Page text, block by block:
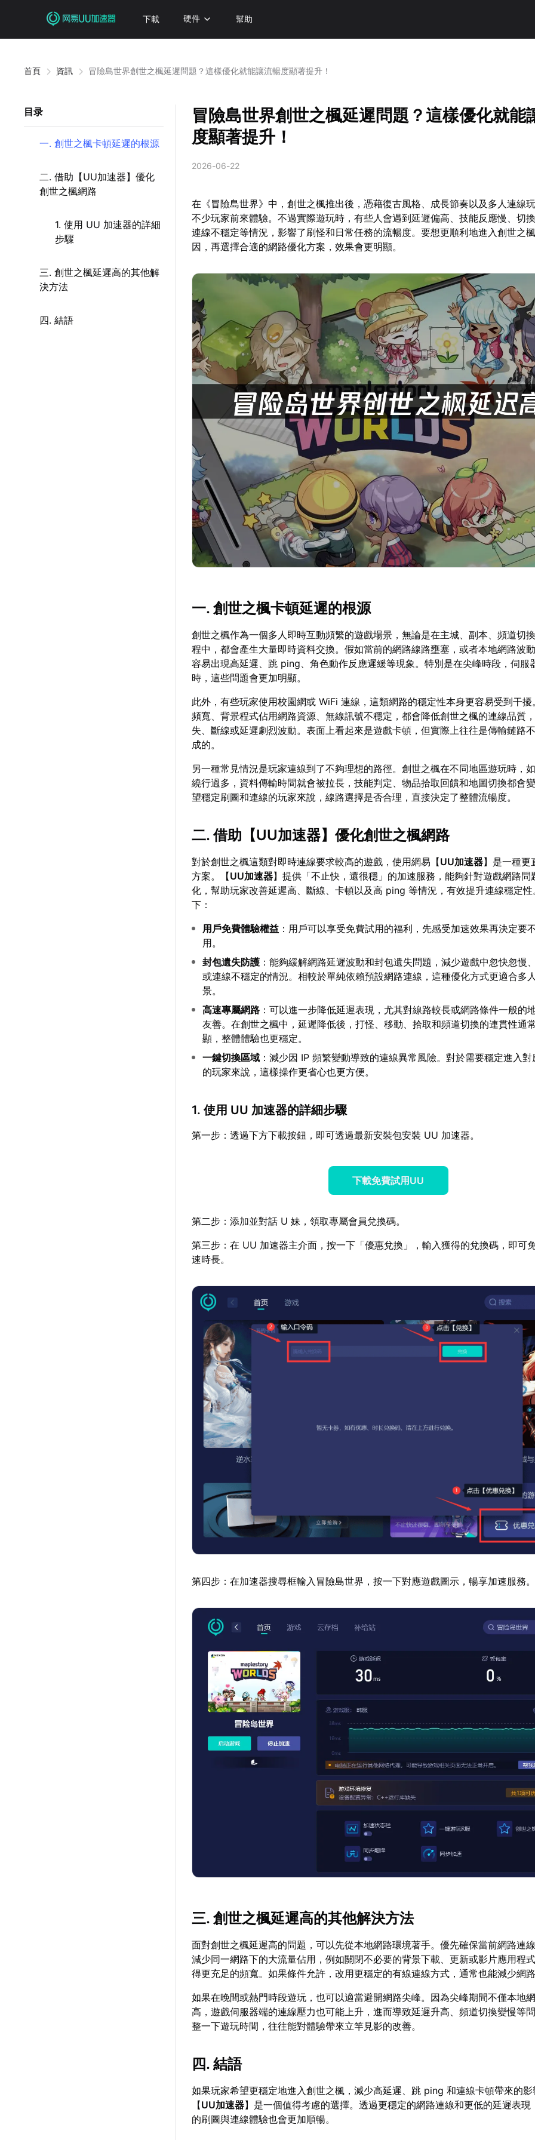
下載 硬件 幫助
首頁 資訊 冒險島世界創世之楓延遲問題？這樣優化就能讓流暢度顯著提升！
目录
一. 創世之楓卡頓延遲的根源
二. 借助【UU加速器】優化
創世之楓網路
1. 使用 UU 加速器的詳細
步驟
三. 創世之楓延遲高的其他解
決方法
四. 結語
冒險島世界創世之楓延遲問題？這樣優化就能
度顯著提升！
2026-06-22
在《冒險島世界》中，創世之楓推出後，憑藉復古風格、成長節奏以及多人連線
不少玩家前來體驗。不過實際遊玩時，有些人會遇到延遲偏高、技能反應慢、切
連線不穩定等情況，影響了刷怪和日常任務的流暢度。要想更順利地進入創世之
因，再選擇合適的網路優化方案，效果會更明顯。
一. 創世之楓卡頓延遲的根源
創世之楓作為一個多人即時互動頻繁的遊戲場景，無論是在主城、副本、頻道切
程中，都會產生大量即時資料交換。假如當前的網路線路壅塞，或者本地網路波
容易出現高延遲、跳 ping、角色動作反應遲緩等現象。特別是在尖峰時段，伺服
時，這些問題會更加明顯。
此外，有些玩家使用校園網或 WiFi 連線，這類網路的穩定性本身更容易受到干
頻寬、背景程式佔用網路資源、無線訊號不穩定，都會降低創世之楓的連線品質
失、斷線或延遲劇烈波動。表面上看起來是遊戲卡頓，但實際上往往是傳輸鏈路
成的。
另一種常見情況是玩家連線到了不夠理想的路徑。創世之楓在不同地區遊玩時，
繞行過多，資料傳輸時間就會被拉長，技能判定、物品拾取回饋和地圖切換都會
望穩定刷圖和連線的玩家來說，線路選擇是否合理，直接決定了整體流暢度。
二. 借助【UU加速器】優化創世之楓網路
對於創世之楓這類對即時連線要求較高的遊戲，使用網易【UU加速器】是一種更
方案。【UU加速器】提供「不止快，還很穩」的加速服務，能夠針對遊戲網路問
化，幫助玩家改善延遲高、斷線、卡頓以及高 ping 等情況，有效提升連線穩定
下：
用戶免費體驗權益 ：用戶可以享受免費試用的福利，先感受加速效果再決定要
用。
封包遺失防護 ：能夠緩解網路延遲波動和封包遺失問題，減少遊戲中忽快忽慢
或連線不穩定的情況。相較於單純依賴預設網路連線，這種優化方式更適合多
景。
高速專屬網路 ：可以進一步降低延遲表現，尤其對線路較長或網路條件一般的
友善。在創世之楓中，延遲降低後，打怪、移動、拾取和頻道切換的連貫性通
顯，整體體驗也更穩定。
一鍵切換區域 ：減少因 IP 頻繁變動導致的連線異常風險。對於需要穩定進入
的玩家來說，這樣操作更省心也更方便。
1. 使用 UU 加速器的詳細步驟
第一步：透過下方下載按鈕，即可透過最新安裝包安裝 UU 加速器。
下載免費試用UU
第二步：添加並對話 U 妹，領取專屬會員兌換碼。
第三步：在 UU 加速器主介面，按一下「優惠兌換」，輸入獲得的兌換碼，即可
速時長。
第四步：在加速器搜尋框輸入冒險島世界，按一下對應遊戲圖示，暢享加速服務
三. 創世之楓延遲高的其他解決方法
面對創世之楓延遲高的問題，可以先從本地網路環境著手。優先確保當前網路連
減少同一網路下的大流量佔用，例如關閉不必要的背景下載、更新或影片應用程
得更充足的頻寬。如果條件允許，改用更穩定的有線連線方式，通常也能減少網
如果在晚間或熱門時段遊玩，也可以適當避開網路尖峰。因為尖峰期間不僅本地
高，遊戲伺服器端的連線壓力也可能上升，進而導致延遲升高、頻道切換變慢等
整一下遊玩時間，往往能對體驗帶來立竿見影的改善。
四. 結語
如果玩家希望更穩定地進入創世之楓，減少高延遲、跳 ping 和連線卡頓帶來的
【UU加速器】是一個值得考慮的選擇。透過更穩定的網路連線和更低的延遲表現
的刷圖與連線體驗也會更加順暢。